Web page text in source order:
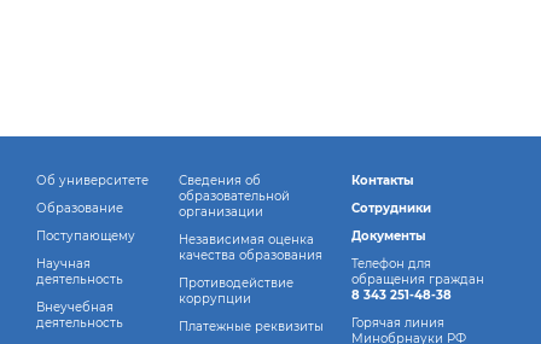
Об университете
Образование
Поступающему
Научная
деятельность
Внеучебная
деятельность
Сведения об
образовательной
организации
Независимая оценка
качества образования
Противодействие
коррупции
Платежные реквизиты
Контакты
Сотрудники
Документы
Телефон для
обращения граждан
8 343 251-48-38
Горячая линия
Минобрнауки РФ